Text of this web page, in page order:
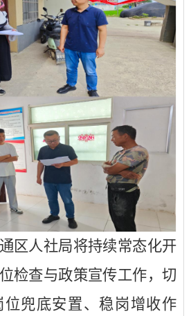
区人社局将持续常态化开
检查与政策宣传工作， 切
兜底安置、稳岗增收作